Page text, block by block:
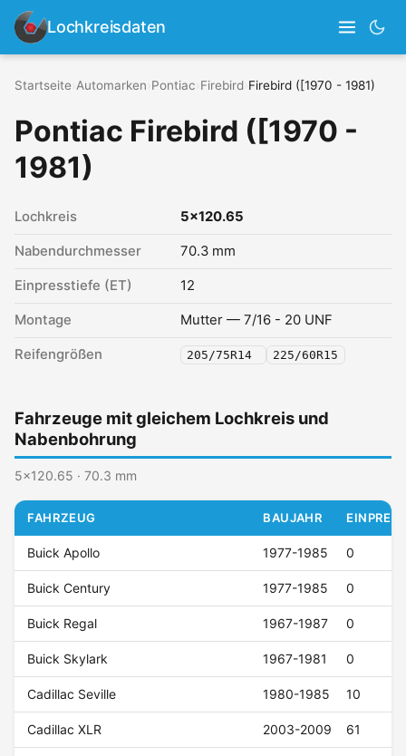
Lochkreisdaten
Startseite Automarken Pontiac Firebird Firebird ([1970 - 1981)
Pontiac Firebird ([1970 -
1981)
Lochkreis 5x120.65
Nabendurchmesser 70.3 mm
Einpresstiefe (ET) 12
Montage Mutter — 7/16 - 20 UNF
Reifengrößen 205/75R14 225/60R15
Fahrzeuge mit gleichem Lochkreis und
Nabenbohrung
5x120.65 · 70.3 mm
FAHRZEUG BAUJAHR
Buick Apollo 1977-1985 0
Buick Century 1977-1985 0
Buick Regal 1967-1987 0
Buick Skylark 1967-1981 0
Cadillac Seville 1980-1985 10
Cadillac XLR 2003-2009 61